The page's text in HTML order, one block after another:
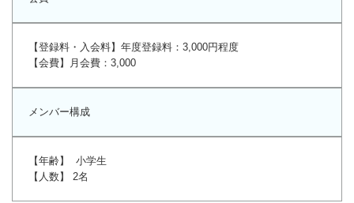
【登録料・入会料】年度登録料：3,000円程度
【会費】月会費：3,000
メンバー構成
【年齢】 小学生
【人数】 2名